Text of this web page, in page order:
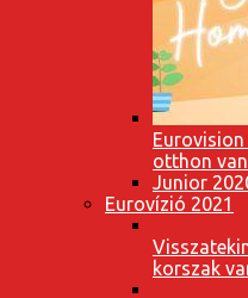
otthon
Junior
Eurovízió 2021
korszak